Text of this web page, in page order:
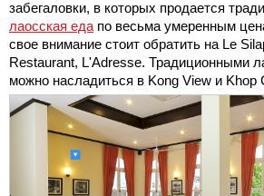
забегаловки, в которых продается
лаосская еда по весьма умеренным
свое внимание стоит обратить на Le
Restaurant, L'Adresse. Традиционными
можно насладиться в Kong View и Khop